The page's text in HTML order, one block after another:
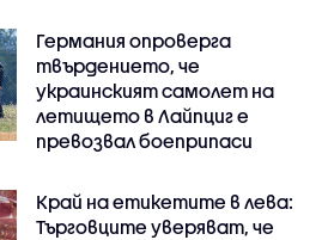
Германия опроверга
твърдението, че
украинският самолет на
летището в Лайпциг е
превозвал боеприпаси
Край на етикетите в лева:
Търговците уверяват, че